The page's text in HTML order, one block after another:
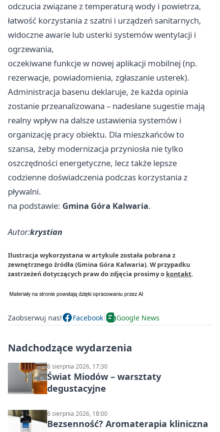
odczucia związane z temperaturą wody i powietrza,
łatwość korzystania z szatni i urządzeń sanitarnych,
widoczne awarie lub usterki systemów wentylacji i
ogrzewania,
oczekiwane funkcje w nowej aplikacji mobilnej (np.
rezerwacje, powiadomienia, zgłaszanie usterek).
Administracja basenu deklaruje, że każda opinia
zostanie przeanalizowana – nadesłane sugestie mają
realny wpływ na dalsze ustawienia systemów i
organizację pracy obiektu. Dla mieszkańców to
szansa, żeby modernizacja przyniosła nie tylko
oszczędności energetyczne, lecz także lepsze
codzienne doświadczenia podczas korzystania z
pływalni.
na podstawie: Gmina Góra Kalwaria.
Autor:krystian
Ilustracja wykorzystana w artykule została pobrana z
zewnętrznego źródła (Gmina Góra Kalwaria). W przypadku
zastrzeżeń dotyczących praw do zdjęcia prosimy o kontakt.
Zaobserwuj nas! Facebook Google News
Nadchodzące wydarzenia
6 sierpnia 2026, 17:30
Świat Miodów – warsztaty
degustacyjne
6 sierpnia 2026, 18:00
Bezsenność? Aromaterapia kliniczna